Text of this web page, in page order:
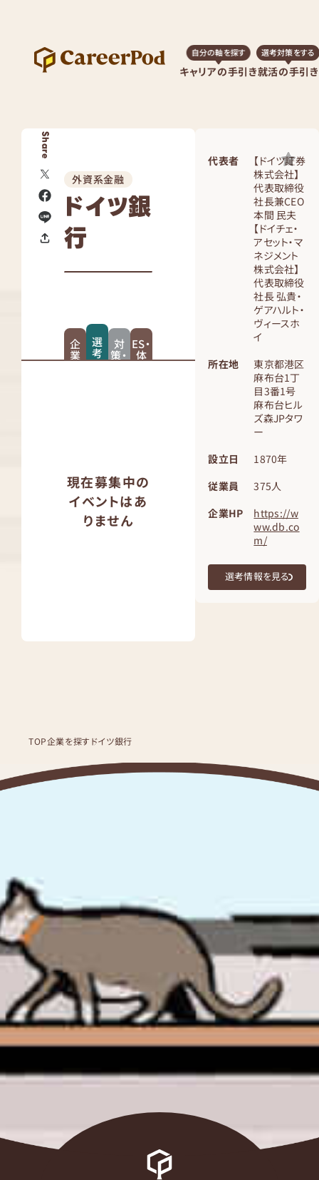
キャリアの手引き
自分の軸を探す
就活の手引き
選考対策をする
Share
外資系金融
ドイツ銀
行
企
業
選
考
情
対
策・
ES・
体
現在募集中の
イベントはあ
りません
代表者
【ドイツ証券
株式会社】
代表取締役
社長兼CEO
本間 民夫
【ドイチェ・
アセット・マ
ネジメント
株式会社】
代表取締役
社長 弘貴・
ゲアハルト・
ヴィースホ
イ
所在地
東京都港区
麻布台1丁
目3番1号
麻布台ヒル
ズ森JPタワ
ー
設立日
1870年
従業員
375人
企業HP
https://w
ww.db.co
m/
選考情報を見る
TOP企業を探す ドイツ銀行